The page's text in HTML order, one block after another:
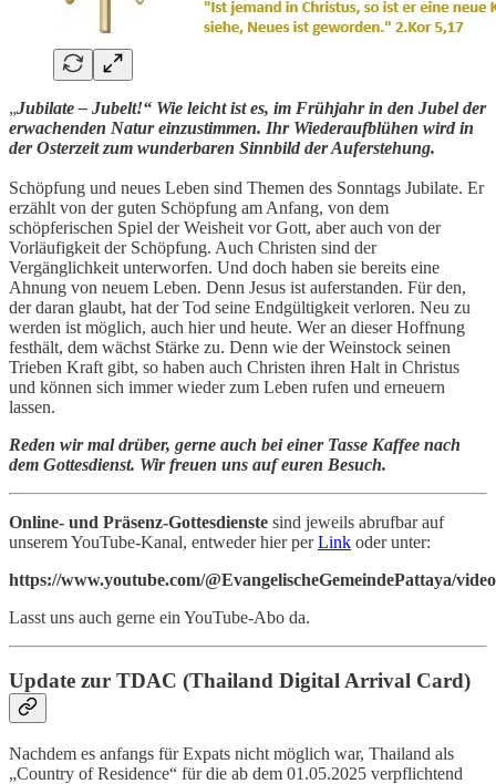
„Jubilate – Jubelt!“ Wie leicht ist es, im Frühjahr in den Jubel der
erwachenden Natur einzustimmen. Ihr Wiederaufblühen wird in
der Osterzeit zum wunderbaren Sinnbild der Auferstehung.
Schöpfung und neues Leben sind Themen des Sonntags Jubilate. Er
erzählt von der guten Schöpfung am Anfang, von dem
schöpferischen Spiel der Weisheit vor Gott, aber auch von der
Vorläufigkeit der Schöpfung. Auch Christen sind der
Vergänglichkeit unterworfen. Und doch haben sie bereits eine
Ahnung von neuem Leben. Denn Jesus ist auferstanden. Für den,
der daran glaubt, hat der Tod seine Endgültigkeit verloren. Neu zu
werden ist möglich, auch hier und heute. Wer an dieser Hoffnung
festhält, dem wächst Stärke zu. Denn wie der Weinstock seinen
Trieben Kraft gibt, so haben auch Christen ihren Halt in Christus
und können sich immer wieder zum Leben rufen und erneuern
lassen.
Reden wir mal drüber, gerne auch bei einer Tasse Kaffee nach
dem Gottesdienst. Wir freuen uns auf euren Besuch.
Online- und Präsenz-Gottesdienste sind jeweils abrufbar auf
unserem YouTube-Kanal, entweder hier perLink oder unter:
https://www.youtube.com/@EvangelischeGemeindePattaya/
Lasst uns auch gerne ein YouTube-Abo da.
Update zur TDAC (Thailand Digital Arrival Card)
Nachdem es anfangs für Expats nicht möglich war, Thailand als
„Country of Residence“ für die ab dem 01.05.2025 verpflichtend